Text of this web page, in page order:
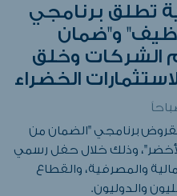
تطلق برنامجي
و"ضمان
الشركات وخلق
الخضراء
برنامجي "الضمان من
وذلك خلال حفل رسمي
والمصرفية، والقطاع
والدوليون.